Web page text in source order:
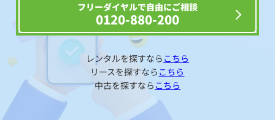
フリーダイヤルで自由にご相談
0120-880-200
レンタルを探すなら こちら
リースを探すなら こちら
中古を探すなら こちら